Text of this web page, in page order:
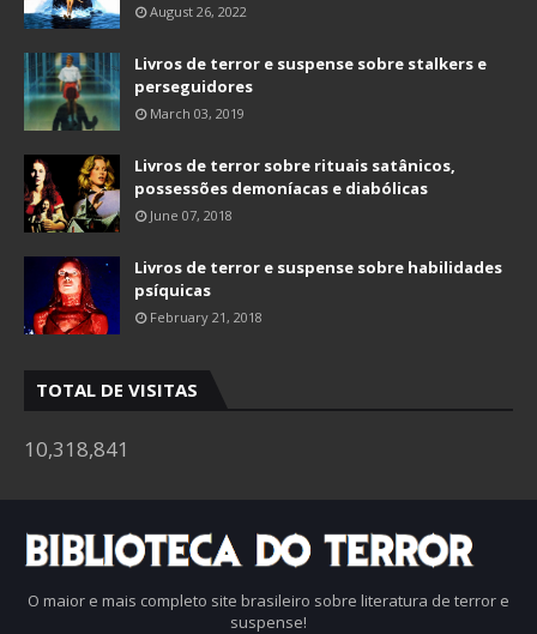
August 26, 2022
Livros de terror e suspense sobre stalkers e
perseguidores
March 03, 2019
Livros de terror sobre rituais satânicos,
possessões demoníacas e diabólicas
June 07, 2018
Livros de terror e suspense sobre habilidades
psíquicas
February 21, 2018
TOTAL DE VISITAS
10,318,841
O maior e mais completo site brasileiro sobre literatura de terror e
suspense!